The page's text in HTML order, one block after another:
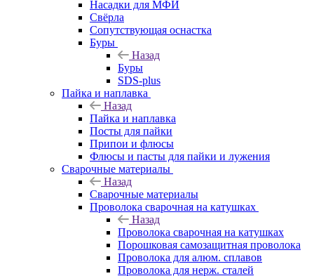
Насадки для МФИ
Свёрла
Сопутствующая оснастка
Буры
Назад
Буры
SDS-plus
Пайка и наплавка
Назад
Пайка и наплавка
Посты для пайки
Припои и флюсы
Флюсы и пасты для пайки и лужения
Сварочные материалы
Назад
Сварочные материалы
Проволока сварочная на катушках
Назад
Проволока сварочная на катушках
Порошковая самозащитная проволока
Проволока для алюм. сплавов
Проволока для нерж. сталей